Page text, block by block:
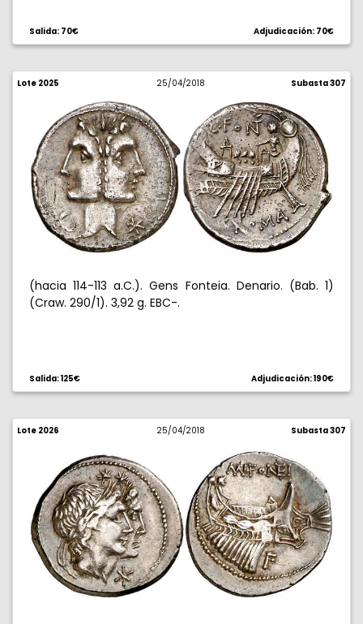
Salida: 70€ Adjudicación: 70€
Lote 2025 25/04/2018 Subasta 307
(hacia 114-113 a.C.). Gens Fonteia. Denario. (Bab. 1)
(Craw. 290/1). 3,92 g. EBC-.
Salida: 125€ Adjudicación: 190€
Lote 2026 25/04/2018 Subasta 307